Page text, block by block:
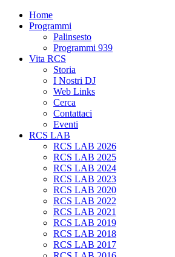
Home
Programmi
Palinsesto
Programmi 939
Vita RCS
Storia
I Nostri DJ
Web Links
Cerca
Contattaci
Eventi
RCS LAB
RCS LAB 2026
RCS LAB 2025
RCS LAB 2024
RCS LAB 2023
RCS LAB 2020
RCS LAB 2022
RCS LAB 2021
RCS LAB 2019
RCS LAB 2018
RCS LAB 2017